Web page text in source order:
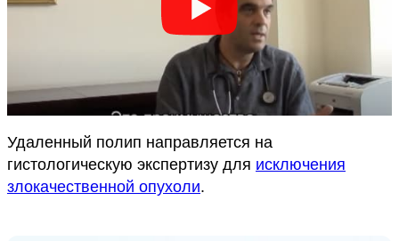
Удаленный полип направляется на
гистологическую экспертизу для исключения
злокачественной опухоли.